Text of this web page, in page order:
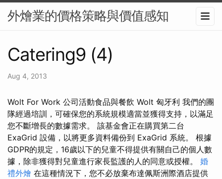
外燴業的價格策略與價值感知
Catering9 (4)
Aug 4, 2013
Wolt For Work 公司活動食品與餐飲 Wolt 匈牙利 我們的團
隊經過培訓，可確保您的系統規模適當並獲得支持，以滿足
您不斷增長的數據需求。 該基金會正在購買第二台
ExaGrid 設備，以將更多資料備份到 ExaGrid 系統。 根據
GDPR的規定，16歲以下的兒童不得提供有關自己的個人數
據，除非獲得對兒童進行家長監護的人的同意或授權。 婚
禮外燴 在這種情況下，您不必放棄布達佩斯洲際酒店提供